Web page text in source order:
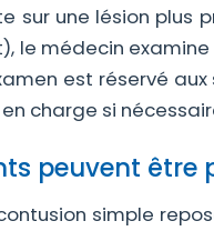
sur une lésion
le médecin
est réservé
charge si
peuvent être
simple